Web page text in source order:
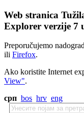
Web stranica
Explorer verzije 7
Preporučujemo
ili Firefox.
Ako koristite Internet
View".
срп bos hrv eng